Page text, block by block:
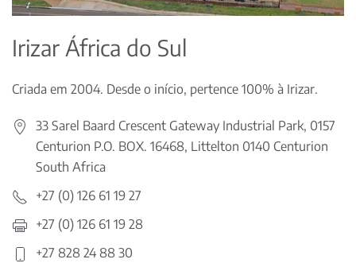
Irizar África do Sul
Criada em 2004. Desde o início, pertence 100% à Irizar.
33 Sarel Baard Crescent Gateway Industrial Park, 0157
Centurion P.O. BOX. 16468, Littelton 0140 Centurion
South Africa
+27 (0) 126 61 19 27
+27 (0) 126 61 19 28
+27 828 24 88 30